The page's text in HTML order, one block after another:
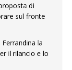
di
sul fronte
la
il rilancio e lo